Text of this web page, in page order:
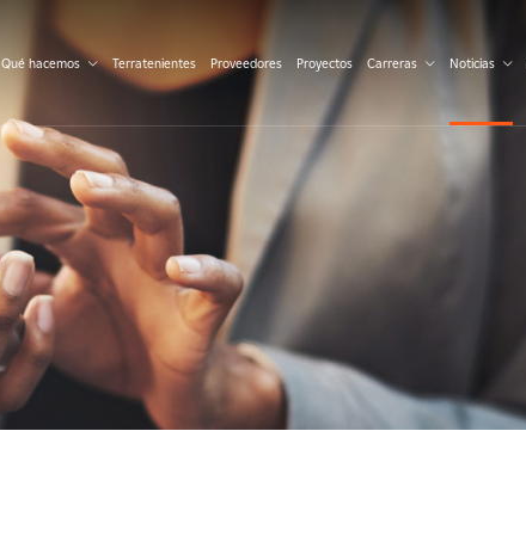
Qué hacemos Terratenientes Proveedores Proyectos Carreras Noticias